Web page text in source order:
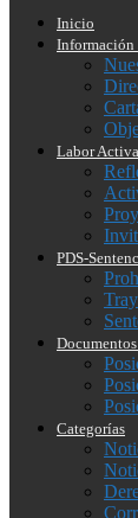
Inicio
Labor Activa
PDS-
Categorías